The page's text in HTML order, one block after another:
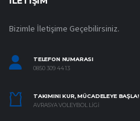
Bizimle İletişime Geçebilirsiniz.
TELEFON NUMARASI
0850 309 44 13
TAKIMINI KUR, MÜCADELEYE BAŞLA!
AVRASYA VOLEYBOL LIGI